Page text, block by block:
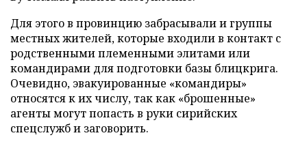
Для этого в провинцию забрасывали и группы
местных жителей, которые входили в контакт с
родственными племенными элитами или
командирами для подготовки базы блицкрига.
Очевидно, эвакуированные «командиры»
относятся к их числу, так как «брошенные»
агенты могут попасть в руки сирийских
спецслужб и заговорить.